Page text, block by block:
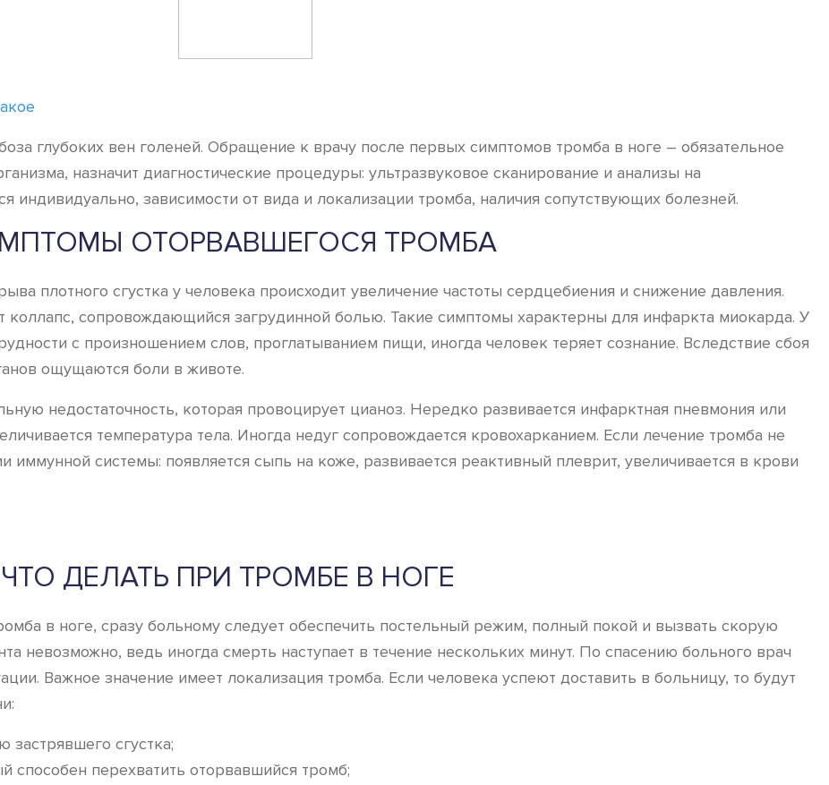
глубоких вен голеней. Обращение к врачу после первых симптомов тромба в ноге – обязательное
назначит диагностические процедуры: ультразвуковое сканирование и анализы на
индивидуально, зависимости от вида и локализации тромба, наличия сопутствующих болезней.
ОТОРВАВШЕГОСЯ ТРОМБА
плотного сгустка у человека происходит увеличение частоты сердцебиения и снижение давления.
коллапс, сопровождающийся загрудинной болью. Такие симптомы характерны для инфаркта миокарда. У
с произношением слов, проглатыванием пищи, иногда человек теряет сознание. Вследствие сбоя
ощущаются боли в животе.
недостаточность, которая провоцирует цианоз. Нередко развивается инфарктная пневмония или
температура тела. Иногда недуг сопровождается кровохарканием. Если лечение тромба не
иммунной системы: появляется сыпь на коже, развивается реактивный плеврит, увеличивается в крови
ЧТО ДЕЛАТЬ ПРИ ТРОМБЕ В НОГЕ
в ноге, сразу больному следует обеспечить постельный режим, полный покой и вызвать скорую
невозможно, ведь иногда смерть наступает в течение нескольких минут. По спасению больного врач
Важное значение имеет локализация тромба. Если человека успеют доставить в больницу, то будут
сгустка;
способен перехватить оторвавшийся тромб;